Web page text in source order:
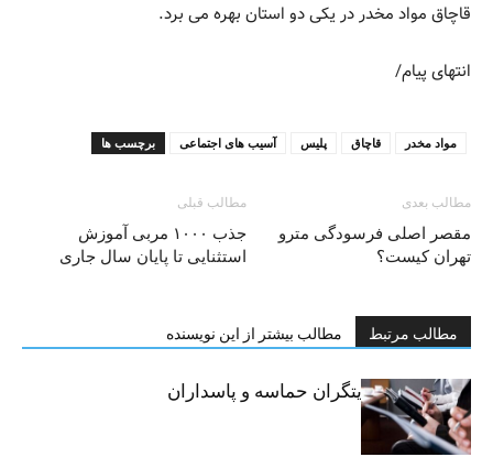
قاچاق مواد مخدر در یکی دو استان بهره می برد.
انتهای پیام/
برچسب ها آسیب های اجتماعی پلیس قاچاق مواد مخدر
مطالب قبلی
جذب ۱۰۰۰ مربی آموزش
استثنایی تا پایان سال جاری
مطالب بعدی
مقصر اصلی فرسودگی مترو
تهران کیست؟
مطالب مرتبط مطالب بیشتر از این نویسنده
خبرنگاران، روایتگران حماسه و پاسداران
حقیقت